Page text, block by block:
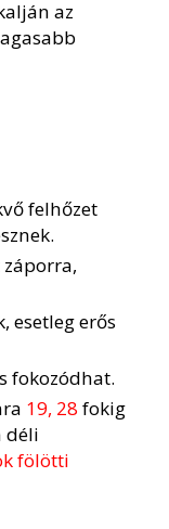
az
felhőzet
esetleg erős
fokozódhat.
19, 28 fokig
déli
fölötti